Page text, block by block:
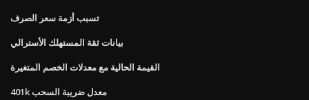
تسبب أزمة سعر الصرف
بيانات ثقة المستهلك الأسترالي
القيمة الحالية مع معدلات الخصم المتغيرة
401k معدل ضريبة السحب